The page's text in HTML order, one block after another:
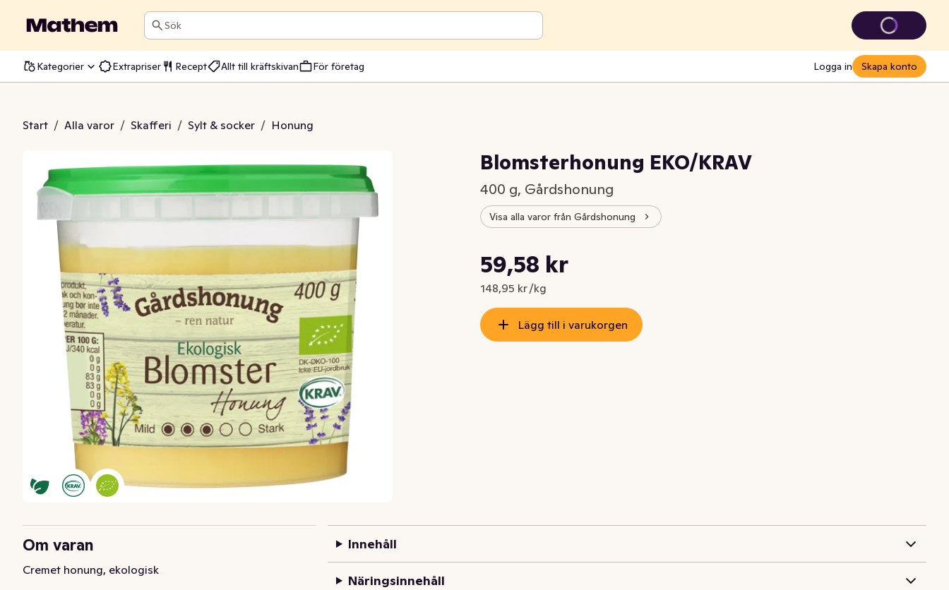
Sök
Kategorier Extrapriser Recept Allt till kräftskivan För företag Logga in Skapa konto
Start / Alla varor / Skafferi / Sylt & socker / Honung
EKO/KRAV
Blomsterhonung EKO/KRAV
400 g, Gårdshonung
Visa alla varor från Gårdshonung
Nuvarande pris är: 59,58 kr
59,58 kr
148,95 kr /kg
Styckpris: 148,95 kr /kg
Lägg till i varukorgen
Om varan
Cremet honung, ekologisk
Innehåll
Näringsinnehåll